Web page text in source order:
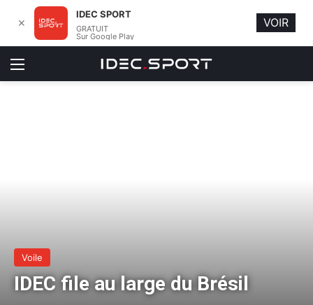
Menu
Voile
IDEC file au large du Brésil
✕
IDEC SPORT
GRATUIT
Sur Google Play
VOIR